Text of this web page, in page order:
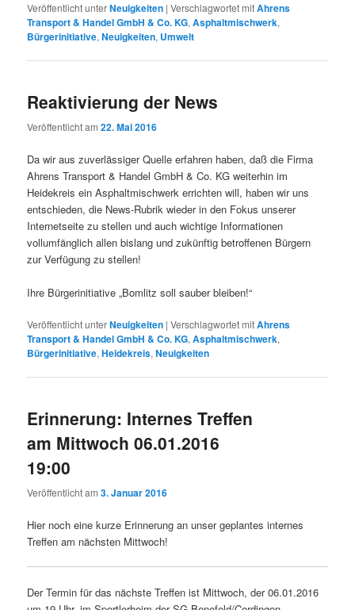
Veröffentlicht unterNeuigkeiten |Verschlagwortet mitAhrens
Transport & Handel GmbH & Co. KG,Asphaltmischwerk,
Bürgerinitiative,Neuigkeiten, Umwelt
Reaktivierung der News
Veröffentlicht am22. Mai 2016
Da wir aus zuverlässiger Quelle erfahren haben, daß die Firma
Ahrens Transport & Handel GmbH & Co. KG weiterhin im
Heidekreis ein Asphaltmischwerk errichten will, haben wir uns
entschieden, die News-Rubrik wieder in den Fokus unserer
Internetseite zu stellen und auch wichtige Informationen
vollumfänglich allen bislang und zukünftig betroffenen Bürgern
zur Verfügung zu stellen!
Ihre Bürgerinitiative „Bomlitz soll sauber bleiben!“
Veröffentlicht unterNeuigkeiten |Verschlagwortet mitAhrens
Transport & Handel GmbH & Co. KG,Asphaltmischwerk,
Bürgerinitiative,Heidekreis,Neuigkeiten
Erinnerung: Internes Treffen
am Mittwoch 06.01.2016
19:00
Veröffentlicht am3. Januar 2016
Hier noch eine kurze Erinnerung an unser geplantes internes
Treffen am nächsten Mittwoch!
Der Termin für das nächste Treffen ist Mittwoch, der 06.01.2016